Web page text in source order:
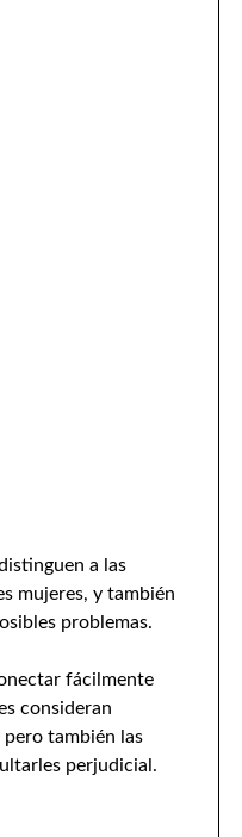
a las
mujeres, y también
problemas.
fácilmente
consideran
también las
perjudicial.